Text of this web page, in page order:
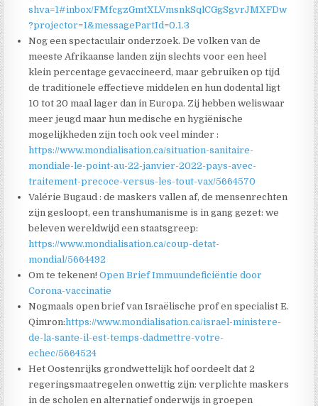
shva=1#inbox/FMfcgzGmtXLVmsnkSqlCGgSgvrJMXFDw
?projector=1&messagePartId=0.1.3
Nog een spectaculair onderzoek. De volken van de
meeste Afrikaanse landen zijn slechts voor een heel
klein percentage gevaccineerd, maar gebruiken op tijd
de traditionele effectieve middelen en hun dodental ligt
10 tot 20 maal lager dan in Europa. Zij hebben weliswaar
meer jeugd maar hun medische en hygiënische
mogelijkheden zijn toch ook veel minder :
https://www.mondialisation.ca/situation-sanitaire-
mondiale-le-point-au-22-janvier-2022-pays-avec-
traitement-precoce-versus-les-tout-vax/5664570
Valérie Bugaud : de maskers vallen af, de mensenrechten
zijn gesloopt, een transhumanisme is in gang gezet: we
beleven wereldwijd een staatsgreep:
https://www.mondialisation.ca/coup-detat-
mondial/5664492
Om te tekenen!Open Brief Immuundeficiëntie door
Corona-vaccinatie
Nogmaals open brief van Israëlische prof en specialist E.
Qimron:https://www.mondialisation.ca/israel-ministere-
de-la-sante-il-est-temps-dadmettre-votre-
echec/5664524
Het Oostenrijks grondwettelijk hof oordeelt dat 2
regeringsmaatregelen onwettig zijn: verplichte maskers
in de scholen en alternatief onderwijs in groepen